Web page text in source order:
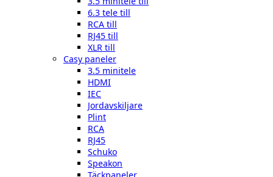
6.3 tele till
RCA till
RJ45 till
XLR till
Casy paneler
3.5 minitele
HDMI
IEC
Jordavskiljare
Plint
RCA
RJ45
Schuko
Speakon